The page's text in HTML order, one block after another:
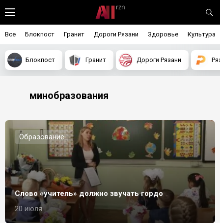
Все Блокпост Гранит Дороги Рязани Здоровье Культура
Блокпост Гранит Дороги Рязани
минобразования
Образование
Слово «учитель» должно звучать гордо
20 июля